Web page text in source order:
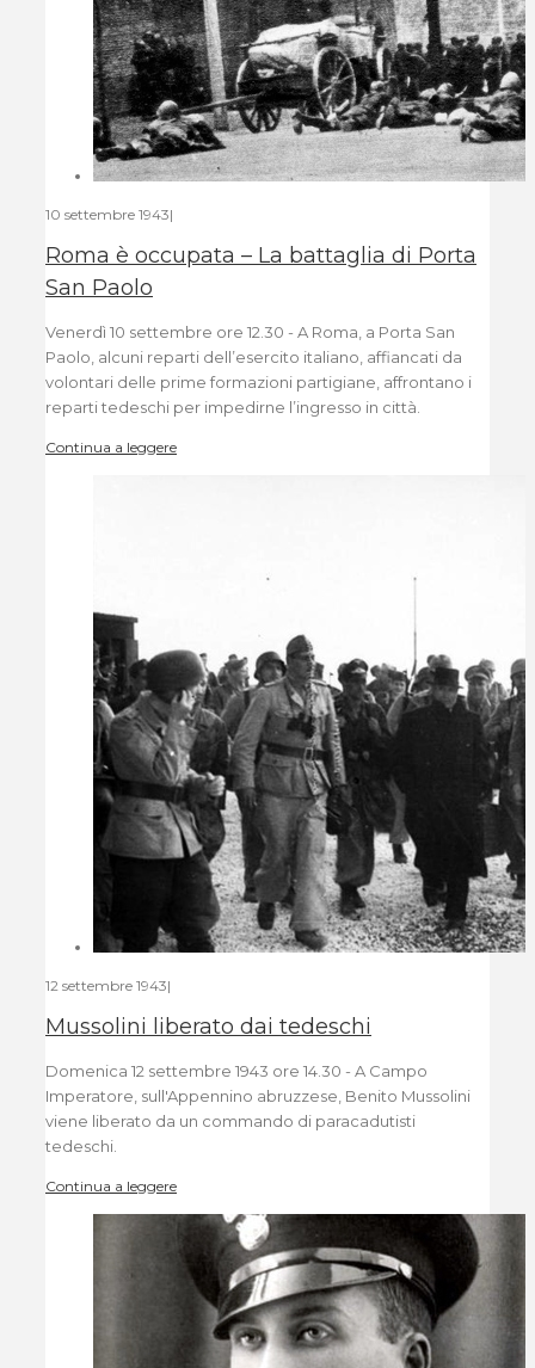
10 settembre 1943|
Roma è occupata – La battaglia di Porta
San Paolo
Venerdì 10 settembre ore 12.30 - A Roma, a Porta San
Paolo, alcuni reparti dell’esercito italiano, affiancati da
volontari delle prime formazioni partigiane, affrontano i
reparti tedeschi per impedirne l’ingresso in città.
Continua a leggere
12 settembre 1943|
Mussolini liberato dai tedeschi
Domenica 12 settembre 1943 ore 14.30 - A Campo
Imperatore, sull'Appennino abruzzese, Benito Mussolini
viene liberato da un commando di paracadutisti
tedeschi.
Continua a leggere